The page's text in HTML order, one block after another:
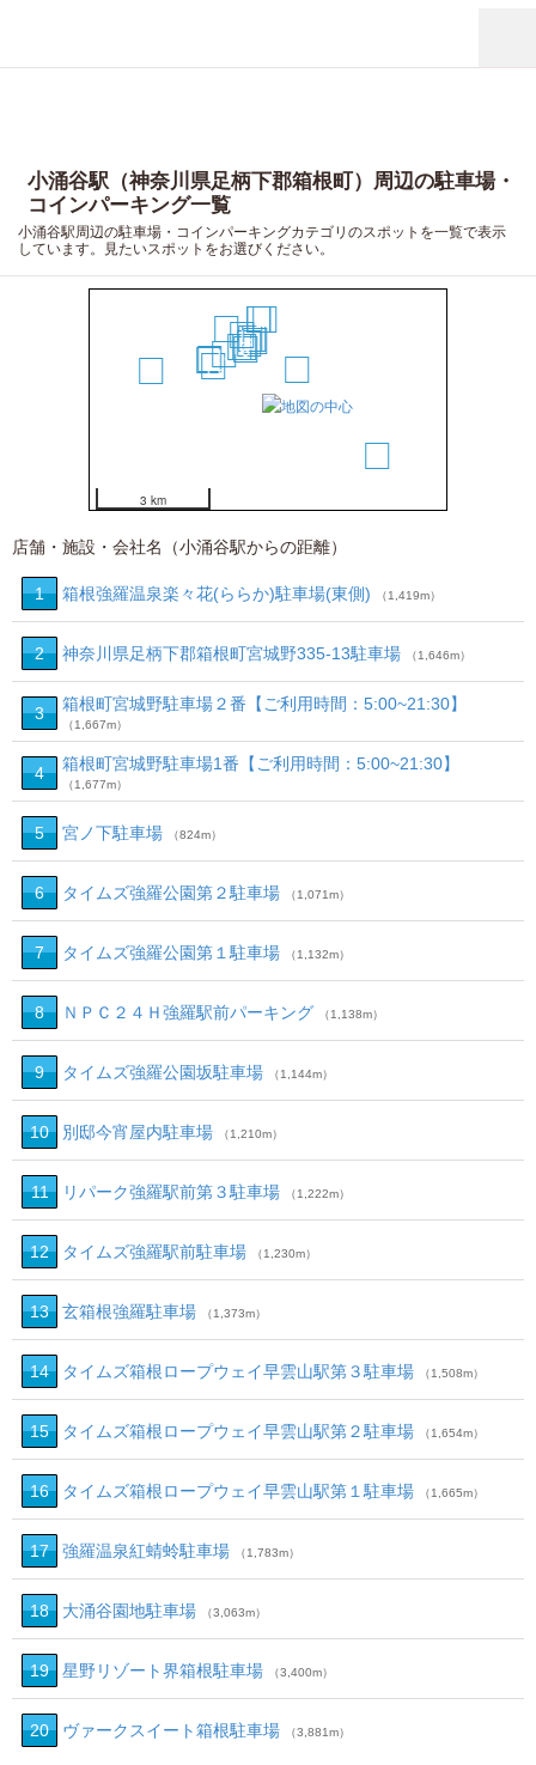
小涌谷駅（神奈川県足柄下郡箱根町）周辺の駐車場・
コインパーキング一覧
小涌谷駅周辺の駐車場・コインパーキングカテゴリのスポットを一覧で表示
しています。見たいスポットをお選びください。
1
34
6
78
9
1011
12
13
14
15
16
17
20
3 km
店舗・施設・会社名（小涌谷駅からの距離）
1 箱根強羅温泉楽々花(ららか)駐車場(東側) （1,419m）
2 神奈川県足柄下郡箱根町宮城野335-13駐車場 （1,646m）
3 箱根町宮城野駐車場２番【ご利用時間：5:00~21:30】
（1,667m）
4 箱根町宮城野駐車場1番【ご利用時間：5:00~21:30】
（1,677m）
5 宮ノ下駐車場 （824m）
6 タイムズ強羅公園第２駐車場 （1,071m）
7 タイムズ強羅公園第１駐車場 （1,132m）
8 ＮＰＣ２４Ｈ強羅駅前パーキング （1,138m）
9 タイムズ強羅公園坂駐車場 （1,144m）
10 別邸今宵屋内駐車場 （1,210m）
11 リパーク強羅駅前第３駐車場 （1,222m）
12 タイムズ強羅駅前駐車場 （1,230m）
13 玄箱根強羅駐車場 （1,373m）
14 タイムズ箱根ロープウェイ早雲山駅第３駐車場 （1,508m）
15 タイムズ箱根ロープウェイ早雲山駅第２駐車場 （1,654m）
16 タイムズ箱根ロープウェイ早雲山駅第１駐車場 （1,665m）
17 強羅温泉紅蜻蛉駐車場 （1,783m）
18 大涌谷園地駐車場 （3,063m）
19 星野リゾート界箱根駐車場 （3,400m）
20 ヴァークスイート箱根駐車場 （3,881m）